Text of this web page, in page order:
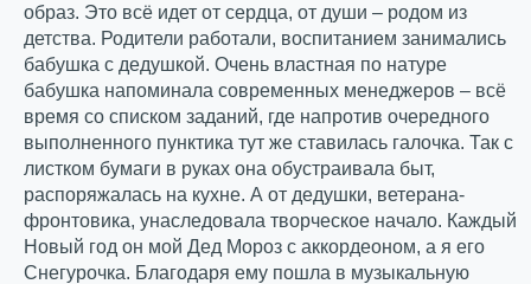
образ. Это всё идет от сердца, от души – родом из
детства. Родители работали, воспитанием занимались
бабушка с дедушкой. Очень властная по натуре
бабушка напоминала современных менеджеров – всё
время со списком заданий, где напротив очередного
выполненного пунктика тут же ставилась галочка. Так с
листком бумаги в руках она обустраивала быт,
распоряжалась на кухне. А от дедушки, ветерана-
фронтовика, унаследовала творческое начало. Каждый
Новый год он мой Дед Мороз с аккордеоном, а я его
Снегурочка. Благодаря ему пошла в музыкальную